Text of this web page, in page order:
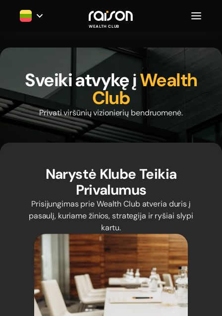
WEALTH CLUB
Sveiki atvykę įWealth
Club
Privati viršūnių vizionierių bendruomenė.
Narystė Klube Teikia
Privalumus
Prisijungimas prie Wealth Club atveria duris į
pasaulį, kuriame žinios, strategija ir ryšiai slypi
kartu.